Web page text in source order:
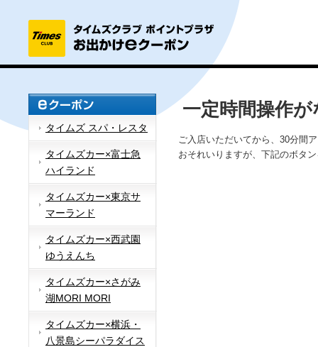
タイムズ スパ・レスタ
タイムズカー×富士急
ハイランド
タイムズカー×東京サ
マーランド
タイムズカー×西武園
ゆうえんち
タイムズカー×さがみ
湖MORI MORI
タイムズカー×横浜・
八景島シーパラダイス
一定時間操作
ご入店いただいてから、30分間
おそれいりますが、下記のボタ